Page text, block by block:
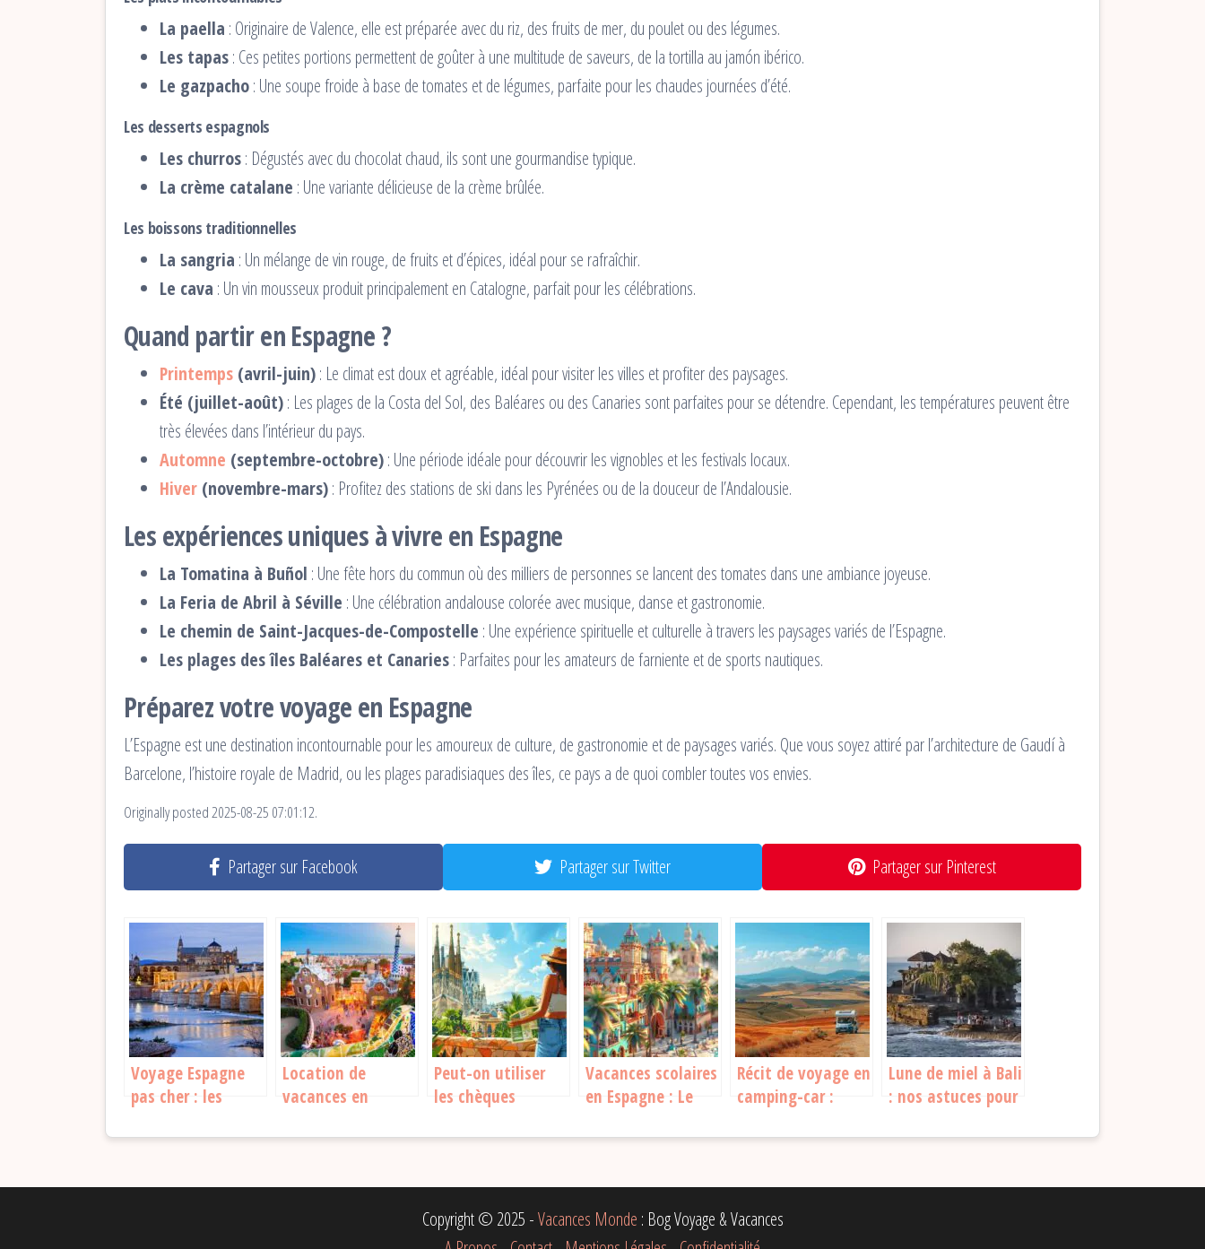
La paella : Originaire de Valence, elle est préparée avec du riz, des fruits de mer, du poulet ou des légumes.
Les tapas: Ces petites portions permettent de goûter à une multitude de saveurs, de la tortilla au jamón ibérico.
Le gazpacho: Une soupe froide à base de tomates et de légumes, parfaite pour les chaudes journées d’été.
Les desserts espagnols
Les churros: Dégustés avec du chocolat chaud, ils sont une gourmandise typique.
La crème catalane : Une variante délicieuse de la crème brûlée.
Les boissons traditionnelles
La sangria : Un mélange de vin rouge, de fruits et d’épices, idéal pour se rafraîchir.
Le cava : Un vin mousseux produit principalement en Catalogne, parfait pour les célébrations.
Quand partir en Espagne ?
Printemps (avril-juin): Le climat est doux et agréable, idéal pour visiter les villes et profiter des paysages.
Été (juillet-août): Les plages de la Costa del Sol, des Baléares ou des Canaries sont parfaites pour se détendre. Cependant, les températures peuvent être
très élevées dans l’intérieur du pays.
Automne (septembre-octobre): Une période idéale pour découvrir les vignobles et les festivals locaux.
Hiver (novembre-mars): Profitez des stations de ski dans les Pyrénées ou de la douceur de l’Andalousie.
Les expériences uniques à vivre en Espagne
La Tomatina à Buñol : Une fête hors du commun où des milliers de personnes se lancent des tomates dans une ambiance joyeuse.
La Feria de Abril à Séville : Une célébration andalouse colorée avec musique, danse et gastronomie.
Le chemin de Saint-Jacques-de-Compostelle : Une expérience spirituelle et culturelle à travers les paysages variés de l’Espagne.
Les plages des îles Baléares et Canaries: Parfaites pour les amateurs de farniente et de sports nautiques.
Préparez votre voyage en Espagne
L’Espagne est une destination incontournable pour les amoureux de culture, de gastronomie et de paysages variés. Que vous soyez attiré par l’architecture de Gaudí à
Barcelone, l’histoire royale de Madrid, ou les plages paradisiaques des îles, ce pays a de quoi combler toutes vos envies.
Originally posted 2025-08-25 07:01:12.
Partager sur Facebook Partager sur Twitter Partager sur Pinterest
Voyage Espagne
pas cher : les
profiter sans se
Location de
vacances en
comment profiter
votre séjour
Peut-on utiliser
les chèques
Espagne ? Voici
savoir
Vacances scolaires
en Espagne : Le
sauve vos plans
Récit de voyage en
camping-car :
autrement
Lune de miel à Bali
: nos astuces pour
noces parfait
Copyright © 2025 -Vacances Monde : Bog Voyage & Vacances